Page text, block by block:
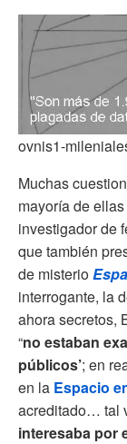
ovnis1-
Muchas
mayoría de
investigador de
que también
de misterio
interrogante, la
ahora secretos,
“no estaban
públicos’; en
en la Espacio
acreditado… tal
interesaba por